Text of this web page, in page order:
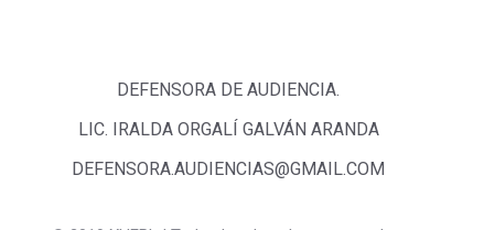
DEFENSORA DE AUDIENCIA.
LIC. IRALDA ORGALÍ GALVÁN ARANDA
DEFENSORA.AUDIENCIAS@GMAIL.COM